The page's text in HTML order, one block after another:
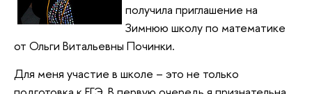
получила приглашение на
Зимнюю школу по математике
от Ольги Витальевны Починки.
Для меня участие в школе – это не только